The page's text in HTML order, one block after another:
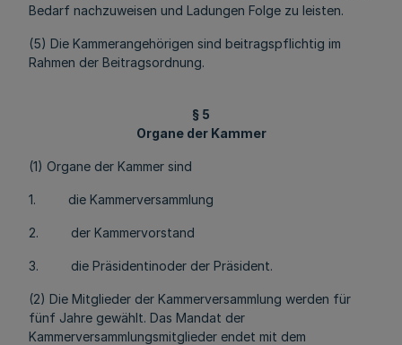
Bedarf nachzuweisen und Ladungen Folge zu leisten.
(5) Die Kammerangehörigen sind beitragspflichtig im
Rahmen der Beitragsordnung.
§ 5
Organe der Kammer
(1) Organe der Kammer sind
1. die Kammerversammlung
2. der Kammervorstand
3. die Präsidentinoder der Präsident.
(2) Die Mitglieder der Kammerversammlung werden für
fünf Jahre gewählt. Das Mandat der
Kammerversammlungsmitglieder endet mit dem